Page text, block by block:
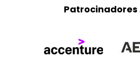
Patrocinadores